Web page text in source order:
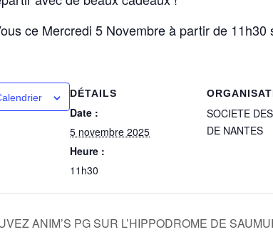
ce Mercredi 5 Novembre à partir de 11h30
DÉTAILS
Date :
5 novembre 2025
Heure :
11h30
SOCIETE
DE NANTES
ANIM’S PG SUR L’HIPPODROME DE